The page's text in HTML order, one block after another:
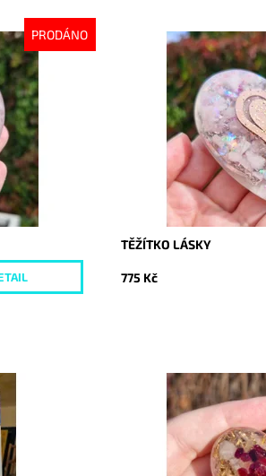
PRODÁNO
Dostupnost:
Vyprodáno
9928
TĚŽÍTKO LÁSKY
775 Kč
Dostupnost:
Vyprodáno
9989